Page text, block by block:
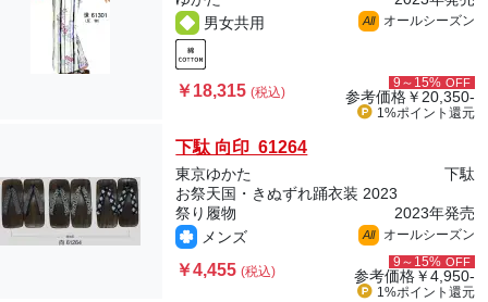
男女共用
All オールシーズン
￥18,315(税込)
9～15% OFF
参考価格￥20,350-
1%ポイント 還元
下駄 向印 61264
東京ゆかた
下駄
お祭天国・きぬずれ踊衣装 2023
祭り履物
2023年発売
メンズ
All オールシーズン
￥4,455(税込)
9～15% OFF
参考価格￥4,950-
1%ポイント 還元